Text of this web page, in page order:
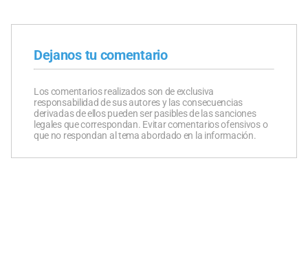
Dejanos tu comentario
Los comentarios realizados son de exclusiva
responsabilidad de sus autores y las consecuencias
derivadas de ellos pueden ser pasibles de las sanciones
legales que correspondan. Evitar comentarios ofensivos o
que no respondan al tema abordado en la información.